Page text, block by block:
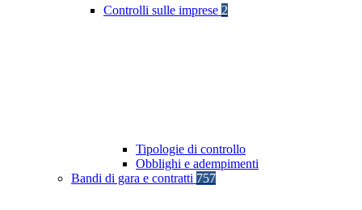
Controlli sulle imprese 2
Tipologie di controllo
Obblighi e adempimenti
Bandi di gara e contratti 757